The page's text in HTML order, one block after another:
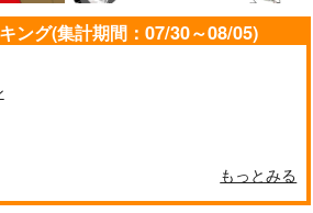
黒Raptor
月ゆら
気高き者達の碑
帝國交響楽団
作品詳細
ング(集計期間：07/30～08/05)
もっとみる